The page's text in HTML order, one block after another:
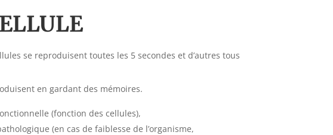
se reproduisent toutes les 5 secondes et d’autres tous
en gardant des mémoires.
(fonction des cellules),
(en cas de faiblesse de l’organisme,